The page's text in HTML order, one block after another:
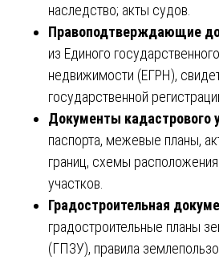
наследство; акты судов.
Правоподтверждающие
из Единого
недвижимости (ЕГРН),
государственной
Документы кадастрового
паспорта, межевые планы,
границ, схемы
участков.
Градостроительная
градостроительные планы
(ГПЗУ), правила